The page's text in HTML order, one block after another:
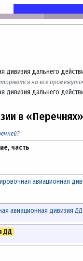
дивизия дальнего
на все
дивизия дальнего
в «Перечнях»
часть
авиационная
авиационная дивизия ДД
ДД